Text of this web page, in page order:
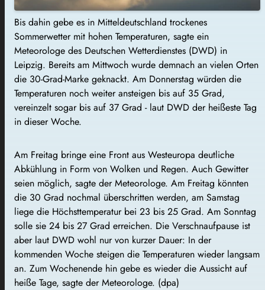
Bis dahin gebe es in Mitteldeutschland trockenes
Sommerwetter mit hohen Temperaturen, sagte ein
Meteorologe des Deutschen Wetterdienstes (DWD) in
Leipzig. Bereits am Mittwoch wurde demnach an vielen Orten
die 30-Grad-Marke geknackt. Am Donnerstag würden die
Temperaturen noch weiter ansteigen bis auf 35 Grad,
vereinzelt sogar bis auf 37 Grad - laut DWD der heißeste Tag
in dieser Woche.
Am Freitag bringe eine Front aus Westeuropa deutliche
Abkühlung in Form von Wolken und Regen. Auch Gewitter
seien möglich, sagte der Meteorologe. Am Freitag könnten
die 30 Grad nochmal überschritten werden, am Samstag
liege die Höchsttemperatur bei 23 bis 25 Grad. Am Sonntag
solle sie 24 bis 27 Grad erreichen. Die Verschnaufpause ist
aber laut DWD wohl nur von kurzer Dauer: In der
kommenden Woche steigen die Temperaturen wieder langsam
an. Zum Wochenende hin gebe es wieder die Aussicht auf
heiße Tage, sagte der Meteorologe. (dpa)